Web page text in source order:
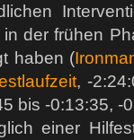
der frühen
haben (
, -
bis -0:13:35, -
einer